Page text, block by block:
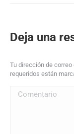
Deja una
Tu dirección de
requeridos están
Comentario